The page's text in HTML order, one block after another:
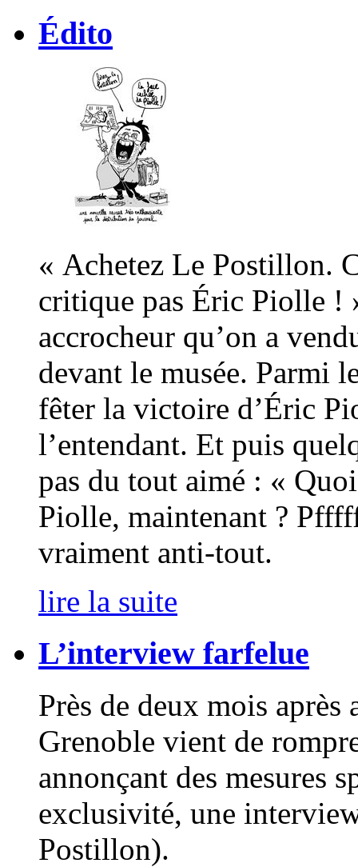
Édito
« Achetez Le Postillon.
critique pas Éric Piolle !
accrocheur qu’on a
devant le musée. Parmi
fêter la victoire d’Éric
l’entendant. Et puis
pas du tout aimé : «
Piolle, maintenant ?
vraiment anti-tout.
lire la suite
L’interview farfelue
Près de deux mois
Grenoble vient de
annonçant des mesures
exclusivité, une
Postillon).